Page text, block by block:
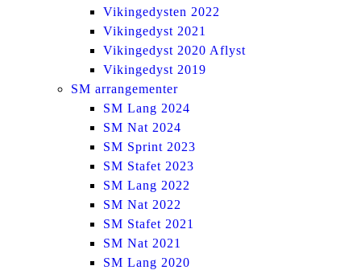
Vikingedysten 2022
Vikingedyst 2021
Vikingedyst 2020 Aflyst
Vikingedyst 2019
SM arrangementer
SM Lang 2024
SM Nat 2024
SM Sprint 2023
SM Stafet 2023
SM Lang 2022
SM Nat 2022
SM Stafet 2021
SM Nat 2021
SM Lang 2020